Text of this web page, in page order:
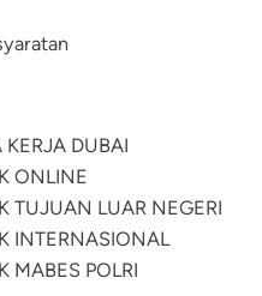
DUBAI
ONLINE
TUJUAN LUAR NEGERI
INTERNASIONAL
MABES POLRI